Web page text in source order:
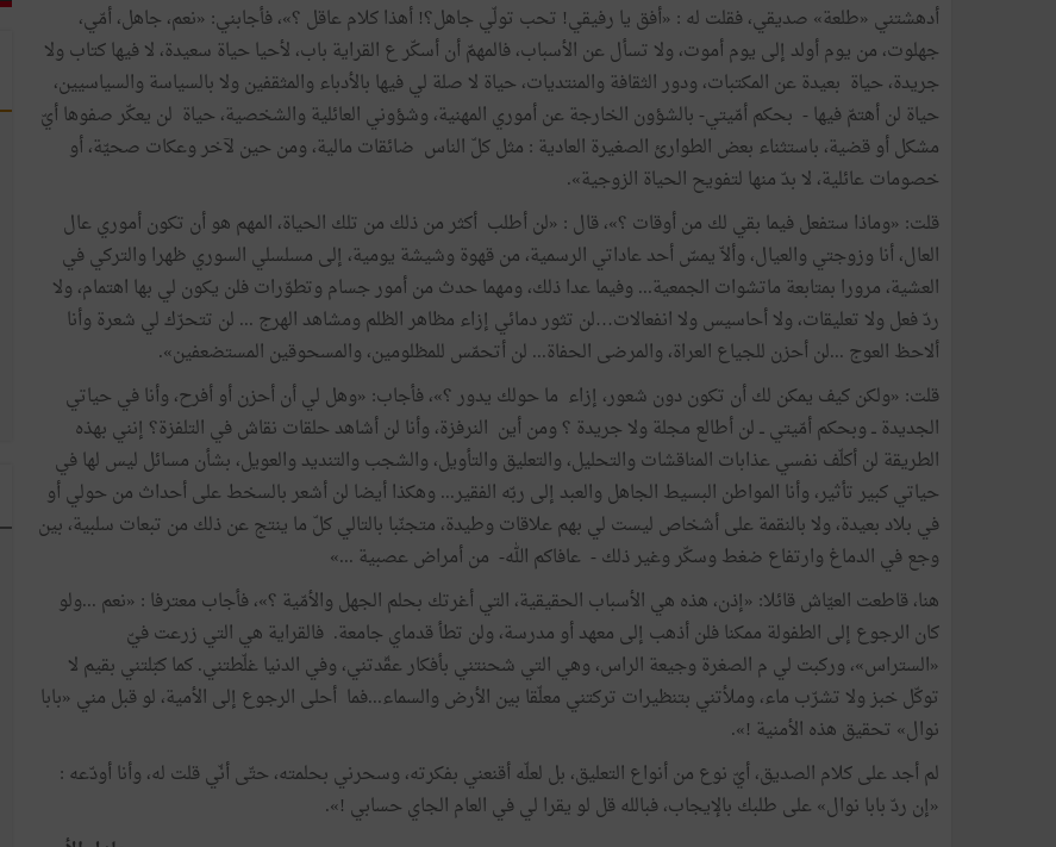
أدهشتني «طلعة» صديقي، فقلت له : «أفق يا رفيقي! تحب تولّي جاهل؟! أهذا كلام عاقل ؟»، فأجابني: «نعم، جاهل، أمّي،
جهلوت، من يوم أولد إلى يوم أموت، ولا تسأل عن الأسباب، فالمهمّ أن أسكّر ع القراية باب، لأحيا حياة سعيدة، لا فيها كتاب ولا
جريدة، حياة بعيدة عن المكتبات، ودور الثقافة والمنتديات، حياة لا صلة لي فيها بالأدباء والمثقفين ولا بالسياسة والسياسيين،
حياة لن أهتمّ فيها - بحكم أمّيتي- بالشؤون الخارجة عن أموري المهنية، وشؤوني العائلية والشخصية، حياة لن يعكّر صفوها أيّ
مشكل أو قضية، باستثناء بعض الطوارئ الصغيرة العادية : مثل كلّ الناس ضائقات مالية، ومن حين لآخر وعكات صحيّة، أو
خصومات عائلية، لا بدّ منها لتفويح الحياة الزوجية».
قلت: «وماذا ستفعل فيما بقي لك من أوقات ؟»، قال : «لن أطلب أكثر من ذلك من تلك الحياة، المهم هو أن تكون أموري عال
العال، أنا وزوجتي والعيال، وألاّ يمسّ أحد عاداتي الرسمية، من قهوة وشيشة يومية، إلى مسلسلي السوري ظهرا والتركي في
العشية، مرورا بمتابعة ماتشوات الجمعية... وفيما عدا ذلك، ومهما حدث من أمور جسام وتطوّرات فلن يكون لي بها اهتمام، ولا
ردّ فعل ولا تعليقات، ولا أحاسيس ولا انفعالات…لن تثور دمائي إزاء مظاهر الظلم ومشاهد الهرج ... لن تتحرّك لي شعرة وأنا
ألاحظ العوج ...لن أحزن للجياع العراة، والمرضى الحفاة... لن أتحمّس للمظلومين، والمسحوقين المستضعفين».
قلت: «ولكن كيف يمكن لك أن تكون دون شعور، إزاء ما حولك يدور ؟»، فأجاب: «وهل لي أن أحزن أو أفرح، وأنا في حياتي
الجديدة ــ وبحكم أمّيتي ــ لن أطالع مجلة ولا جريدة ؟ ومن أين النرفزة، وأنا لن أشاهد حلقات نقاش في التلفزة؟ إنني بهذه
الطريقة لن أكلّف نفسي عذابات المناقشات والتحليل، والتعليق والتأويل، والشجب والتنديد والعويل، بشأن مسائل ليس لها في
حياتي كبير تأثير، وأنا المواطن البسيط الجاهل والعبد إلى ربّه الفقير... وهكذا أيضا لن أشعر بالسخط على أحداث من حولي أو
في بلاد بعيدة، ولا بالنقمة على أشخاص ليست لي بهم علاقات وطيدة، متجنّبا بالتالي كلّ ما ينتج عن ذلك من تبعات سلبية، بين
وجع في الدماغ وارتفاع ضغط وسكّر وغير ذلك - عافاكم الله- من أمراض عصبية ...»
هنا، قاطعت العيّاش قائلا: «إذن، هذه هي الأسباب الحقيقية، التي أغرتك بحلم الجهل والأمّية ؟»، فأجاب معترفا : «نعم ...ولو
كان الرجوع إلى الطفولة ممكنا فلن أذهب إلى معهد أو مدرسة، ولن تطأ قدماي جامعة. فالقراية هي التي زرعت فيّ
«الستراس»، وركبت لي م الصغرة وجيعة الراس، وهي التي شحنتني بأفكار عقّدتني، وفي الدنيا غلّطتني. كما كبّلتني بقيم لا
توكّل خبز ولا تشرّب ماء، وملأتني بتنظيرات تركتني معلّقا بين الأرض والسماء...فما أحلى الرجوع إلى الأمية، لو قبل مني «بابا
نوال» تحقيق هذه الأمنية !».
لم أجد على كلام الصديق، أيّ نوع من أنواع التعليق، بل لعلّه أقنعني بفكرته، وسحرني بحلمته، حتّى أنّي قلت له، وأنا أودّعه :
«إن ردّ بابا نوال» على طلبك بالإيجاب، فبالله قل لو يقرا لي في العام الجاي حسابي !».